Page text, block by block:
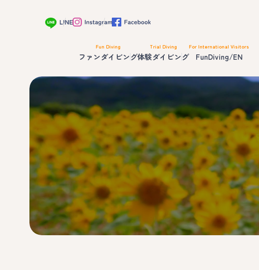
Fun Diving
ファンダイビング
Trial Diving
体験ダイビング
For International Visitors
FunDiving/EN